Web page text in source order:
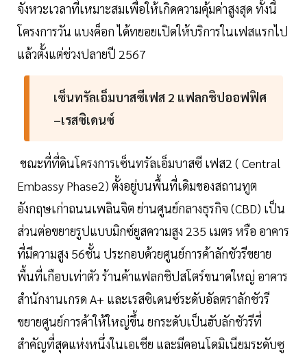
จังหวะเวลาที่เหมาะสมเพื่อให้เกิดความคุ้มค่าสูงสุด ทั้งนี้
โครงการวัน แบงค็อก ได้ทยอยเปิดให้บริการในเฟสแรกไป
แล้วตั้งแต่ช่วงปลายปี 2567
เซ็นทรัลเอ็มบาสซีเฟส 2 แฟลกชิปออฟฟิศ
–เรสซิเดนซ์
ขณะที่ที่ดินโครงการเซ็นทรัลเอ็มบาสซี เฟส2 ( Central
Embassy Phase2) ตั้งอยู่บนพื้นที่เดิมของสถานทูต
อังกฤษเก่าถนนเพลินจิต ย่านศูนย์กลางธุรกิจ (CBD) เป็น
ส่วนต่อขยายรูปแบบมิกซ์ยูสความสูง 235 เมตร หรือ อาคาร
ที่มีความสูง 56ชั้น ประกอบด้วยศูนย์การค้าลักชัวรีขยาย
พื้นที่เกือบเท่าตัว ร้านค้าแฟลกชิปสโตร์ขนาดใหญ่ อาคาร
สำนักงานเกรด A+ และเรสซิเดนซ์ระดับอัลตราลักชัวรี
ขยายศูนย์การค้าให้ใหญ่ขึ้น ยกระดับเป็นฮับลักชัวรีที่
สำคัญที่สุดแห่งหนึ่งในเอเชีย และมีคอนโดมิเนียมระดับซู